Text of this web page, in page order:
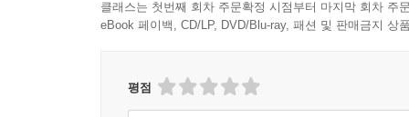
클래스는 첫번째 회차 주문확정 시점부터 마지막 회차 주
eBook 페이백, CD/LP, DVD/Blu-ray, 패션 및 판매금지 상
평점